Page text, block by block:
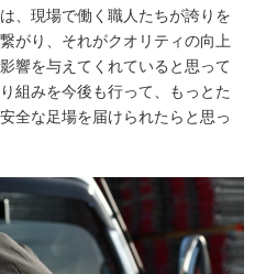
、現場で働く職人たちが誇りを
がり、それがクオリティの向上
響を与えてくれていると思って
組みを今後も行って、もっとた
全な足場を届けられたらと思っ